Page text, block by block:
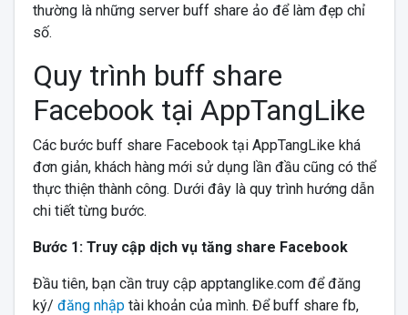
thường là những server buff share ảo để làm đẹp chỉ
số.
Quy trình buff share
Facebook tại AppTangLike
Các bước buff share Facebook tại AppTangLike khá
đơn giản, khách hàng mới sử dụng lần đầu cũng có thể
thực thiện thành công. Dưới đây là quy trình hướng dẫn
chi tiết từng bước.
Bước 1: Truy cập dịch vụ tăng share Facebook
Đầu tiên, bạn cần truy cập apptanglike.com để đăng
ký/ đăng nhậptài khoản của mình. Để buff share fb,